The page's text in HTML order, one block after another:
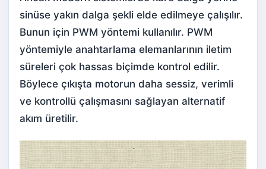
sinüse yakın dalga şekli elde edilmeye çalışılır.
Bunun için PWM yöntemi kullanılır. PWM
yöntemiyle anahtarlama elemanlarının iletim
süreleri çok hassas biçimde kontrol edilir.
Böylece çıkışta motorun daha sessiz, verimli
ve kontrollü çalışmasını sağlayan alternatif
akım üretilir.